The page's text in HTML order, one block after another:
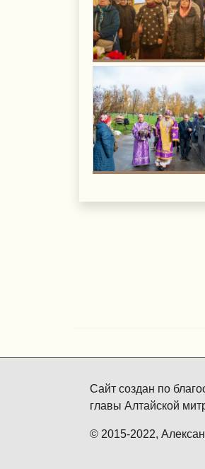
Сайт создан по
главы Алтайской
© 2015-2022,